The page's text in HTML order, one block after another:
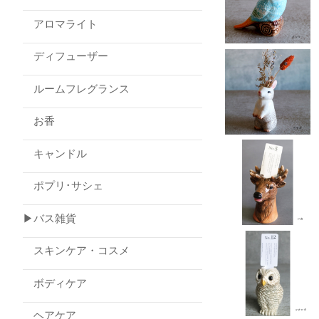
アロマライト
ディフューザー
ルームフレグランス
お香
キャンドル
ポプリ･サシェ
▶バス雑貨
スキンケア・コスメ
ボディケア
ヘアケア